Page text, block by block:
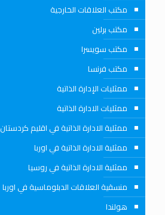
مكتب العلاقات الخارجية
مكتب برلين
مكتب سويسرا
مكتب فرنسا
ممثليات الإدارة الذاتية
ممثليات الادارة الذاتية
ممثلية الادارة الذاتية في اقليم كردستان
ممثلية الادارة الذاتية في اوربا
ممثلية الادارة الذاتية في روسيا
منسقية العلاقات الدبلوماسية في اوربا
هولندا